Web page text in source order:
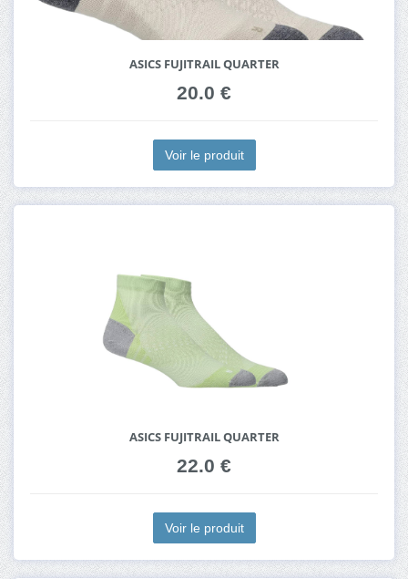
ASICS FUJITRAIL QUARTER
20.0 €
Voir le produit
ASICS FUJITRAIL QUARTER
22.0 €
Voir le produit